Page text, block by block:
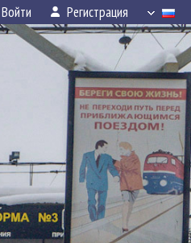
Войти Регистрация